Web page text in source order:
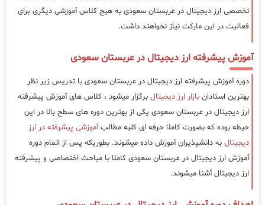
تخصصی ارز دیجیتال در عربستان سعودی به هیج کلاس آموزشی دیگری برای
فعالیت در این مارکت نیاز نخواهند داشت.
آموزش پیشرفته ارز دیجیتال در عربستان سعودی
دوره آموزش پیشرفته ارز دیجیتال در عربستان سعودی با تدریس زیر نظر
بهترین استادان بازار ارز دیجیتال برگزار میشود ، کلاس های آموزش پیشرفته
ارز دیجیتال در عربستان سعودی یکی از بهترین دوره های سطح بالا در این
حیطه بوده که بصورت کاملا حرفه ای کلیه مطالبآموزشی پیشرفته در ارز
دیجیتال به دانشپذیران آموزش داده میشوند. بطوریکه پس از اتمام دوره
آموزش ارز دیجیتال در عربستان سعودی کاملا با مباحث اختصاصی و پیشرفته
ارز دیجیتال آشنا میشوند.